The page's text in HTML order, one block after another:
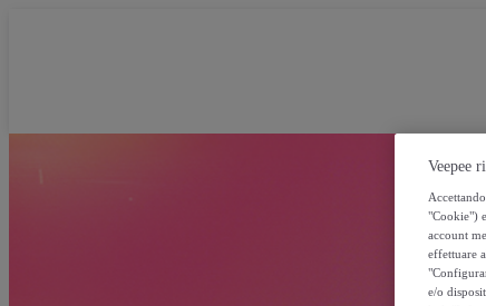
Veepee
"Cookie")
account
effettuare
e/o